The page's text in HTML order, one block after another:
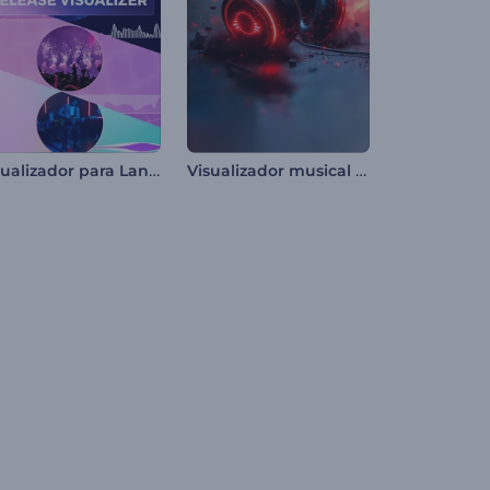
Visualizador para Lanzamiento de Álbum de Música Visualizador musical de auriculares rítmicos